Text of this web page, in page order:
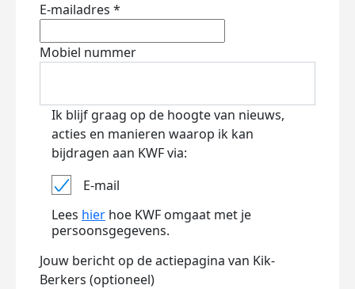
E-mailadres *
Mobiel nummer
Ik blijf graag op de hoogte van nieuws,
acties en manieren waarop ik kan
bijdragen aan KWF via:
E-mail
Lees hier hoe KWF omgaat met je
persoonsgegevens.
Jouw bericht op de actiepagina van Kik-
Berkers (optioneel)